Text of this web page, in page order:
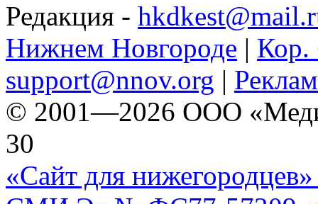
Редакция -
Нижнем Новгороде | Кор.
support@nnov.org |
© 2001—2026 ООО
30
«Сайт для нижегородцев»